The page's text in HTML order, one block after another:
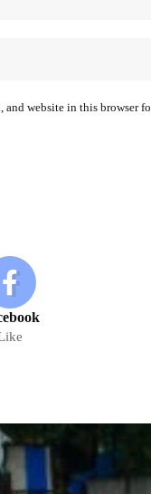
and website in this browser